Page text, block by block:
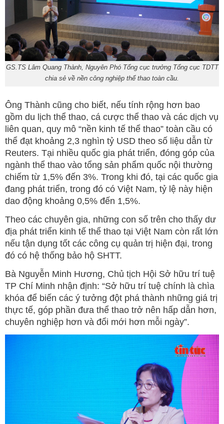
GS.TS Lâm Quang Thành, Nguyên Phó Tổng cục trưởng Tổng cục TDTT
chia sẻ về nền công nghiệp thể thao toàn cầu.
Ông Thành cũng cho biết, nếu tính rộng hơn bao
gồm du lịch thể thao, cá cược thể thao và các dịch vụ
liên quan, quy mô “nền kinh tế thể thao” toàn cầu có
thể đạt khoảng 2,3 nghìn tỷ USD theo số liệu dẫn từ
Reuters. Tại nhiều quốc gia phát triển, đóng góp của
ngành thể thao vào tổng sản phẩm quốc nội thường
chiếm từ 1,5% đến 3%. Trong khi đó, tại các quốc gia
đang phát triển, trong đó có Việt Nam, tỷ lệ này hiện
dao động khoảng 0,5% đến 1,5%.
Theo các chuyên gia, những con số trên cho thấy dư
địa phát triển kinh tế thể thao tại Việt Nam còn rất lớn
nếu tận dụng tốt các công cụ quản trị hiện đại, trong
đó có hệ thống bảo hộ SHTT.
Bà Nguyễn Minh Hương, Chủ tịch Hội Sở hữu trí tuệ
TP Chí Minh nhận định: “Sở hữu trí tuệ chính là chìa
khóa để biến các ý tưởng đột phá thành những giá trị
thực tế, góp phần đưa thể thao trở nên hấp dẫn hơn,
chuyên nghiệp hơn và đổi mới hơn mỗi ngày”.